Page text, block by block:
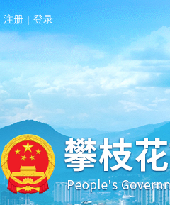
注册 | 登录